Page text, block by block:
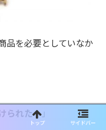
品を必要としていなか
られた！ 」
トップ サイドバー